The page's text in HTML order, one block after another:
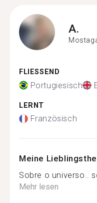
A.
FLIESSEND
Portugiesisch
LERNT
Französisch
Meine
Sobre o universo..
Mehr lesen